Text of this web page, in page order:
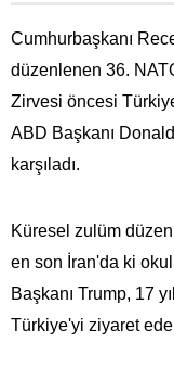
Cumhurbaşkanı
düzenlenen 36.⁠
Zirvesi öncesi
ABD Başkanı
karşıladı.
Küresel zulüm
en son İran'da ki okul
Başkanı Trump, 17
Türkiye'yi ziyaret